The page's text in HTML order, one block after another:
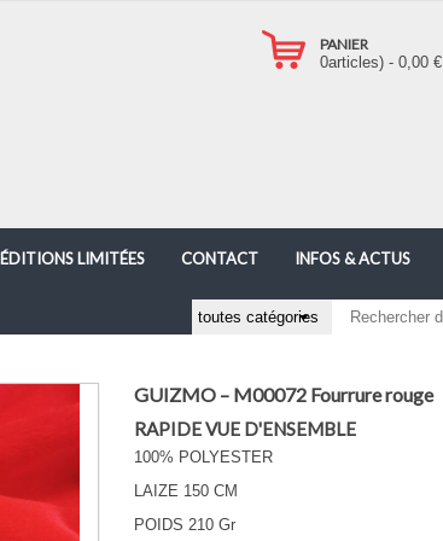
PANIER
0articles) - 0,00 €
ÉDITIONS LIMITÉES CONTACT INFOS & ACTUS
GUIZMO – M00072 Fourrure rouge
RAPIDE VUE D'ENSEMBLE
100% POLYESTER
LAIZE 150 CM
POIDS 210 Gr